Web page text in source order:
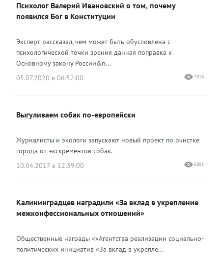
Психолог Валерий Ивановский о том, почему
появился Бог в Конституции
Эксперт рассказал, чем может быть обусловлена с
психологической точки зрения данная поправка к
Основному закону России&n...
05.07.2020 в 06:52:00
7016
Выгуливаем собак по-европейски
Журналисты и экологи запускают новый проект по очистке
города от экскрементов собак.
10.04.2017 в 12:39:00
6881
Калининградцев наградили «За вклад в укрепление
межконфессиональных отношений»
Общественные награды «»Агентства реализации социально-
политических инициатив «За вклад в укрепле...